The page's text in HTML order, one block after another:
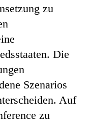
zu
Die
Szenarios
Auf
zu